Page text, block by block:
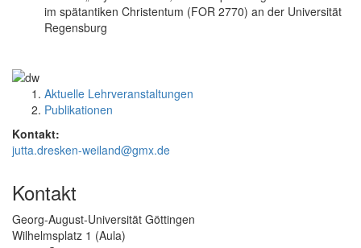
im spätantiken Christentum (FOR 2770) an der Universität
Regensburg
Aktuelle Lehrveranstaltungen
Publikationen
Kontakt:
jutta.dresken-weiland@gmx.de
Kontakt
Georg-August-Universität Göttingen
Wilhelmsplatz 1 (Aula)